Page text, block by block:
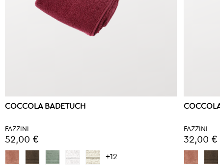
COCCOLA BADETUCH
FAZZINI
52,00 €
+12
FAZZINI
32,00 €